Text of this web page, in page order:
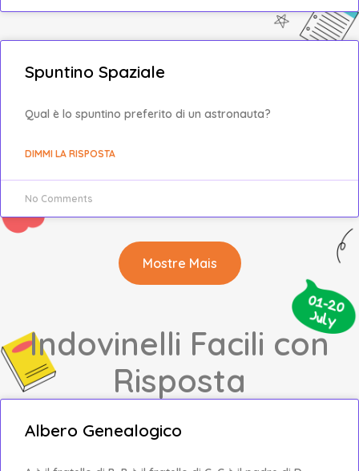
Spuntino Spaziale
Qual è lo spuntino preferito di un astronauta?
DIMMI LA RISPOSTA
No Comments
Mostre Mais
Indovinelli Facili con
Risposta
Albero Genealogico